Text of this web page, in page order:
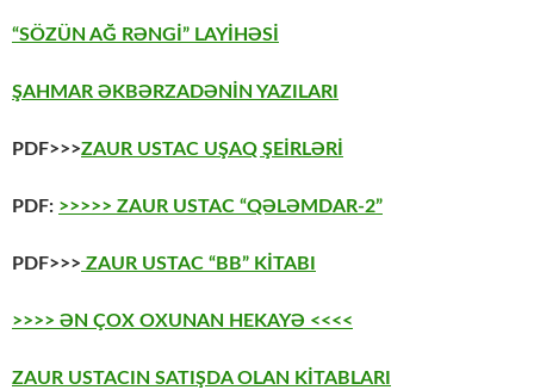
“SÖZÜN AĞ RƏNGİ” LAYİHƏSİ
ŞAHMAR ƏKBƏRZADƏNİN YAZILARI
PDF>>>ZAUR USTAC UŞAQ ŞEİRLƏRİ
PDF: >>>>> ZAUR USTAC “QƏLƏMDAR-2”
PDF>>> ZAUR USTAC “BB” KİTABI
>>>> ƏN ÇOX OXUNAN HEKAYƏ <<<<
ZAUR USTACIN SATIŞDA OLAN KİTABLARI